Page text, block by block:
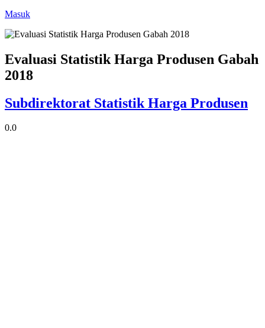
Masuk
Evaluasi Statistik Harga Produsen Gabah
2018
Subdirektorat Statistik Harga Produsen
0.0